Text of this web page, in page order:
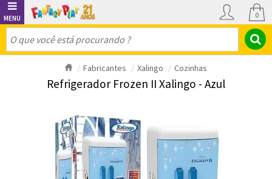
0
Fabricantes Xalingo Cozinhas
Refrigerador Frozen II Xalingo - Azul